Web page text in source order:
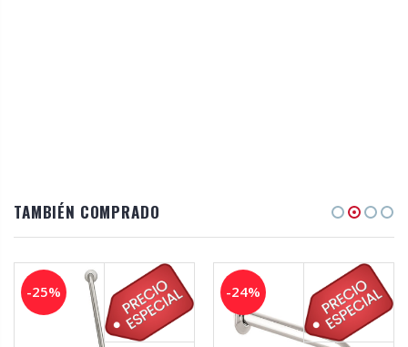
TAMBIÉN COMPRADO
-25% -24%